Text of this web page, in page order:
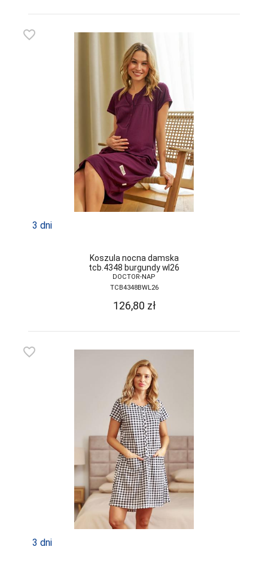
favorite_border
3 dni
Koszula nocna damska
tcb.4348 burgundy wl26
DOCTOR-NAP
TCB4348BWL26
126,80 zł
favorite_border
3 dni